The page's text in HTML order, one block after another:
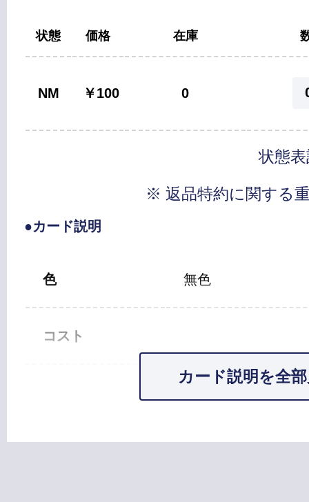
状態 価格 在庫
NM ￥100 0
状態
※ 返品特約に関する
●カード説明
色 無色
コスト
カード説明を全